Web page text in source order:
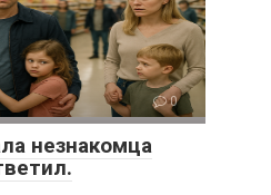
0
незнакомца